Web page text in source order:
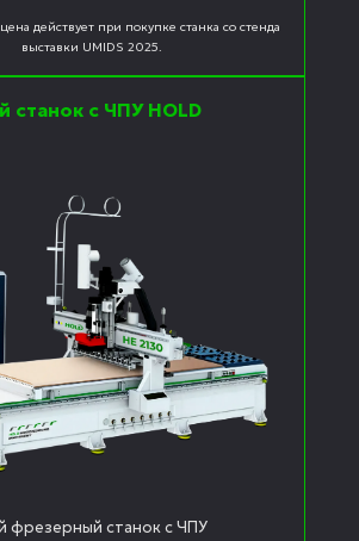
действует при покупке станка со стенда
выставки UMIDS 2025.
станок с ЧПУ HOLD
фрезерный станок с ЧПУ